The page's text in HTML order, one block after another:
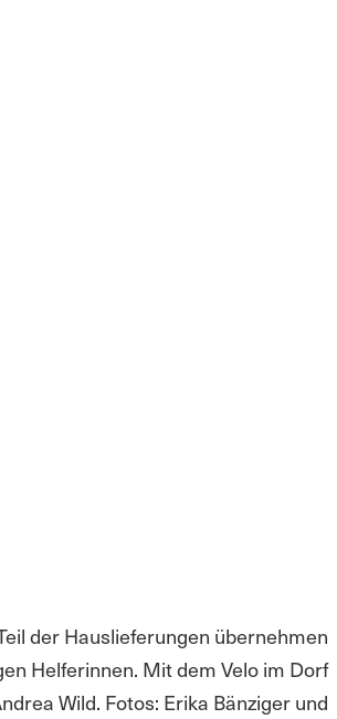
der Hauslieferungen übernehmen
Helferinnen. Mit dem Velo im Dorf
Wild. Fotos: Erika Bänziger und